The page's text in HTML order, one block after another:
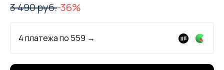
3 490 руб.-36%
4 платежа по 559 →